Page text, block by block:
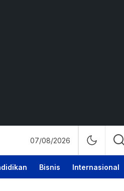
07/08/2026
Bisnis Internasional